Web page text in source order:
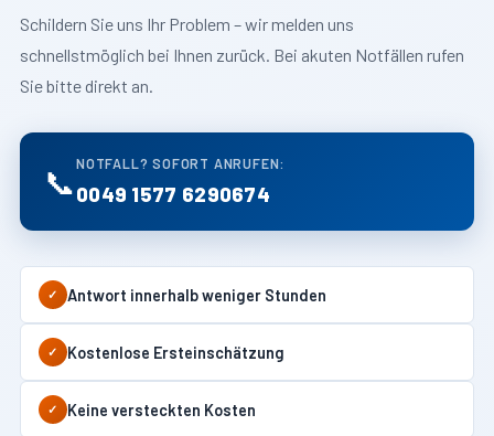
Schildern Sie uns Ihr Problem – wir melden uns
schnellstmöglich bei Ihnen zurück. Bei akuten Notfällen rufen
Sie bitte direkt an.
📞 NOTFALL? SOFORT ANRUFEN:
0049 1577 6290674
✓ Antwort innerhalb weniger Stunden
✓ Kostenlose Ersteinschätzung
✓ Keine versteckten Kosten